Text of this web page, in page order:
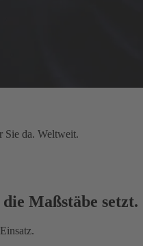
Sie da. Weltweit.
Maßstäbe setzt.